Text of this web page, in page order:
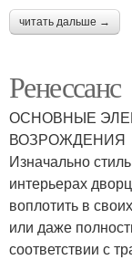
читать дальше →
Ренессанс
ОСНОВНЫЕ
ВОЗРОЖДЕНИЯ
Изначально
интерьерах
воплотить в
или даже
соответствии с